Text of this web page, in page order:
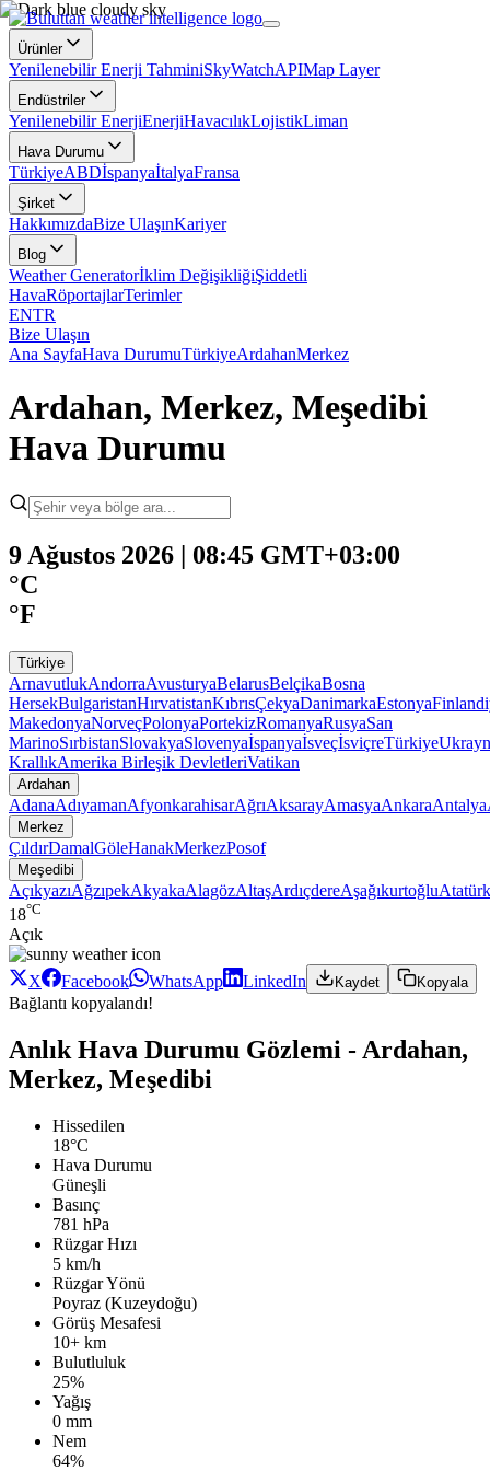
Ürünler
Yenilenebilir Enerji TahminiSkyWatchAPIMap Layer
Endüstriler
Yenilenebilir EnerjiEnerjiHavacılıkLojistikLiman
Hava Durumu
TürkiyeABDİspanyaİtalyaFransa
Şirket
HakkımızdaBize UlaşınKariyer
Blog
Weather Generatorİklim DeğişikliğiŞiddetli
HavaRöportajlarTerimler
ENTR
Bize Ulaşın
Ana SayfaHava DurumuTürkiyeArdahanMerkez
Ardahan, Merkez, Meşedibi
Hava Durumu
9 Ağustos 2026 | 08:45 GMT+03:00
°C
°F
Türkiye
ArnavutlukAndorraAvusturyaBelarusBelçikaBosna
HersekBulgaristanHırvatistanKıbrısÇekyaDanimarkaEstonya
MakedonyaNorveçPolonyaPortekizRomanyaRusyaSan
MarinoSırbistanSlovakyaSlovenyaİspanyaİsveçİsviçreTürkiye
KrallıkAmerika Birleşik DevletleriVatikan
Ardahan
AdanaAdıyamanAfyonkarahisarAğrıAksarayAmasyaAnkaraAntalya
Merkez
ÇıldırDamalGöleHanakMerkezPosof
Meşedibi
AçıkyazıAğzıpekAkyakaAlagözAltaşArdıçdereAşağıkurtoğluAtatürk
18°C
Açık
X Facebook WhatsApp LinkedIn Kaydet Kopyala
Bağlantı kopyalandı!
Anlık Hava Durumu Gözlemi - Ardahan,
Merkez, Meşedibi
Hissedilen
18°C
Hava Durumu
Güneşli
Basınç
781 hPa
Rüzgar Hızı
5 km/h
Rüzgar Yönü
Poyraz (Kuzeydoğu)
Görüş Mesafesi
10+ km
Bulutluluk
25%
Yağış
0 mm
Nem
64%